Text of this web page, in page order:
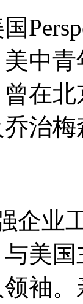
中
在
治
企业
美
袖